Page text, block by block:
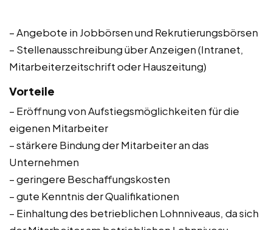
– Angebote in Jobbörsen und Rekrutierungsbörsen
– Stellenausschreibung über Anzeigen (Intranet,
Mitarbeiterzeitschrift oder Hauszeitung)
Vorteile
– Eröffnung von Aufstiegsmöglichkeiten für die
eigenen Mitarbeiter
– stärkere Bindung der Mitarbeiter an das
Unternehmen
– geringere Beschaffungskosten
– gute Kenntnis der Qualifikationen
– Einhaltung des betrieblichen Lohnniveaus, da sich